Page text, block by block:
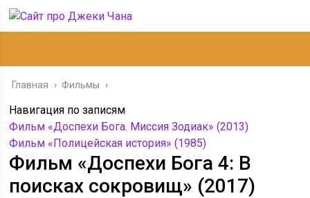
Главная › Фильмы ›
Навигация по записям
Фильм «Доспехи Бога. Миссия Зодиак» (2013)
Фильм «Полицейская история» (1985)
Фильм «Доспехи Бога 4: В
поисках сокровищ» (2017)